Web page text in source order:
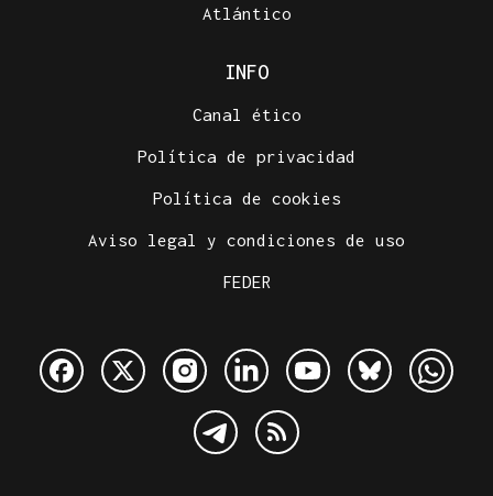
Atlántico
INFO
Canal ético
Política de privacidad
Política de cookies
Aviso legal y condiciones de uso
FEDER